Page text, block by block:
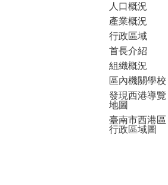
人口概況
產業概況
行政區域
首長介紹
組織概況
區內機關學校
發現西港導覽
地圖
臺南市西港區
行政區域圖